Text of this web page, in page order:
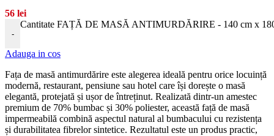
56 lei
-
Cantitate FAȚĂ DE MASĂ ANTIMURDĂRIRE - 140 cm x
Adauga in cos
Fața de masă antimurdărire este alegerea ideală pentru orice locuință
modernă, restaurant, pensiune sau hotel care își dorește o masă
elegantă, protejată și ușor de întreținut. Realizată dintr-un amestec
premium de 70% bumbac și 30% poliester, această față de masă
impermeabilă combină aspectul natural al bumbacului cu rezistența
și durabilitatea fibrelor sintetice. Rezultatul este un produs practic,